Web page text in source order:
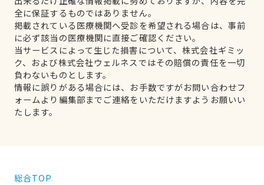
全に保証するものではありません。
掲載されている医療機関へ受診を希望される場合は、事前
に必ず該当の医療機関に直接ご確認ください。
当サービスによって生じた損害について、株式会社ギミッ
ク、および株式会社ウェルネスではその賠償の責任を一切
負わないものとします。
情報に誤りがある場合には、お手数ですがお問い合わせフ
ォームより編集部までご連絡をいただけますようお願いい
たします。
総合TOP